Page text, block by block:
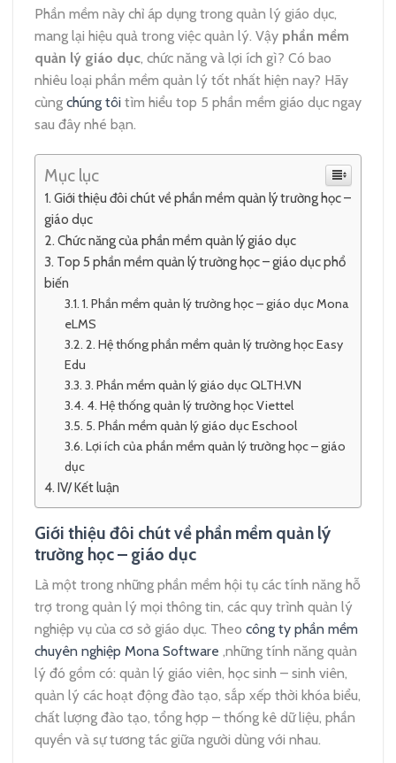
Phần mềm này chỉ áp dụng trong quản lý giáo dục,
mang lại hiệu quả trong việc quản lý. Vậy phần mềm
quản lý giáo dục, chức năng và lợi ích gì? Có bao
nhiêu loại phần mềm quản lý tốt nhất hiện nay? Hãy
cùng chúng tôi tìm hiểu top 5 phần mềm giáo dục ngay
sau đây nhé bạn.
Mục lục
Giới thiệu đôi chút về phần mềm quản lý trường học –
giáo dục
Chức năng của phần mềm quản lý giáo dục
Top 5 phần mềm quản lý trường học – giáo dục phổ
biến
1. Phần mềm quản lý trường học – giáo dục Mona
eLMS
2. Hệ thống phần mềm quản lý trường học Easy
Edu
3. Phần mềm quản lý giáo dục QLTH.VN
4. Hệ thống quản lý trường học Viettel
5. Phần mềm quản lý giáo dục Eschool
Lợi ích của phần mềm quản lý trường học – giáo
dục
IV/ Kết luận
Giới thiệu đôi chút về phần mềm quản lý
trường học – giáo dục
Là một trong những phần mềm hội tụ các tính năng hỗ
trợ trong quản lý mọi thông tin, các quy trình quản lý
nghiệp vụ của cơ sở giáo dục. Theo công ty phần mềm
chuyên nghiệp Mona Software ,những tính năng quản
lý đó gồm có: quản lý giáo viên, học sinh – sinh viên,
quản lý các hoạt động đào tạo, sắp xếp thời khóa biểu,
chất lượng đào tạo, tổng hợp – thống kê dữ liệu, phần
quyền và sự tương tác giữa người dùng với nhau.